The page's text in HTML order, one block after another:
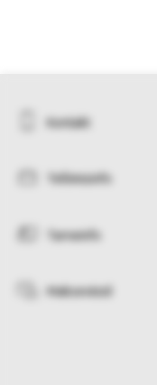
Kontakt
Tellimisinfo
Tarneinfo
Makseviisid